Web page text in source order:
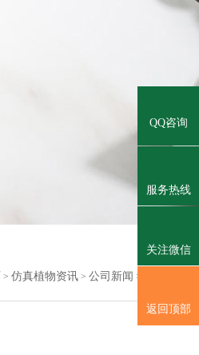
QQ咨询
服务热线
关注微信
返回顶部
> 仿真植物资讯 > 公司新闻 >